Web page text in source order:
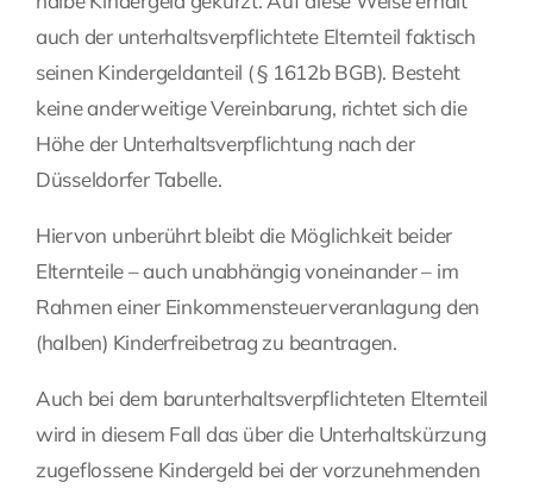
auch der unterhaltsverpflichtete Elternteil faktisch
seinen Kindergeldanteil ( § 1612b BGB). Besteht
keine anderweitige Vereinbarung, richtet sich die
Höhe der Unterhaltsverpflichtung nach der
Düsseldorfer Tabelle.
Hiervon unberührt bleibt die Möglichkeit beider
Elternteile – auch unabhängig voneinander – im
Rahmen einer Einkommensteuerveranlagung den
(halben) Kinderfreibetrag zu beantragen.
Auch bei dem barunterhaltsverpflichteten Elternteil
wird in diesem Fall das über die Unterhaltskürzung
zugeflossene Kindergeld bei der vorzunehmenden